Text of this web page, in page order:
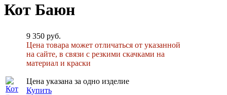
Кот Баюн
9 350 руб.
Цена товара может отличаться от указанной
на сайте, в связи с резкими скачками на
материал и краски
Цена указана за одно изделие
Купить